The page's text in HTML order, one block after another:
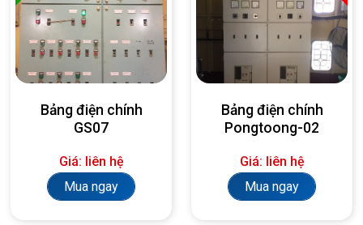
Bảng điện chính
GS07
Giá: liên hệ
Mua ngay
Bảng điện chính
Pongtoong-02
Giá: liên hệ
Mua ngay